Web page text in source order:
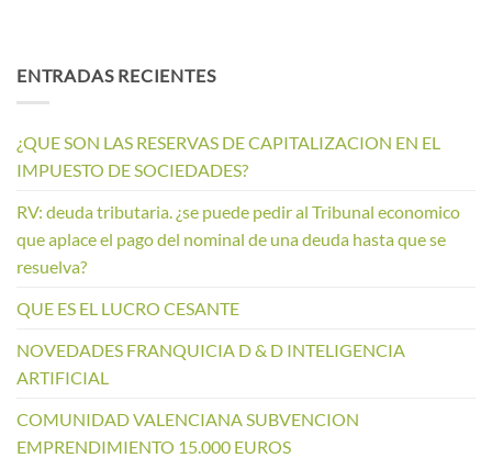
ENTRADAS RECIENTES
¿QUE SON LAS RESERVAS DE CAPITALIZACION EN EL
IMPUESTO DE SOCIEDADES?
RV: deuda tributaria. ¿se puede pedir al Tribunal economico
que aplace el pago del nominal de una deuda hasta que se
resuelva?
QUE ES EL LUCRO CESANTE
NOVEDADES FRANQUICIA D & D INTELIGENCIA
ARTIFICIAL
COMUNIDAD VALENCIANA SUBVENCION
EMPRENDIMIENTO 15.000 EUROS